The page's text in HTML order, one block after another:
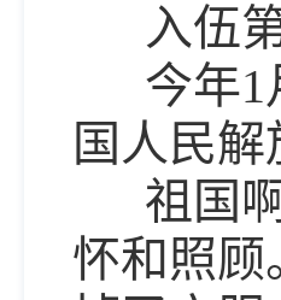
入伍
今年1
国人民
祖国啊
怀和照顾